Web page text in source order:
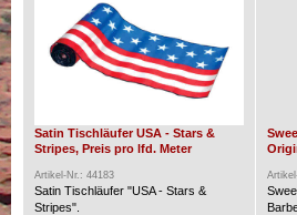
Satin Tischläufer USA - Stars &
Stripes, Preis pro lfd. Meter
Artikel-Nr.: 44183
Satin Tischläufer "USA - Stars &
Stripes".